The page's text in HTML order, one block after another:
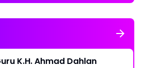
K.H. Ahmad Dahlan